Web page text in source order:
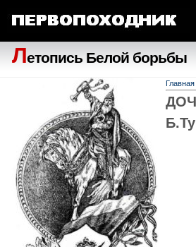
Летопись Белой борьбы
Главная